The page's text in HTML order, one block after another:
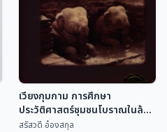
เวียงกุมกาม การศึกษา
ประวัติศาสตร์ชุมชนโบราณในล้าน
นา
สรัสวดี อ๋องสกุล